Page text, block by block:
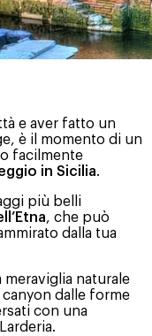
e aver fatto un
è il momento di un
facilmente
in Sicilia.
più belli
, che può
dalla tua
meraviglia naturale
dalle forme
con una